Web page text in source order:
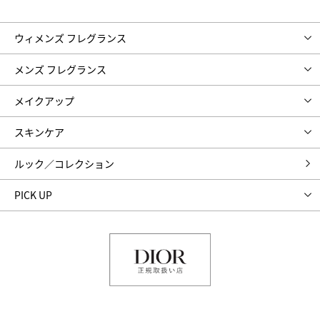
ウィメンズ フレグランス
メンズ フレグランス
メイクアップ
スキンケア
ルック／コレクション
PICK UP